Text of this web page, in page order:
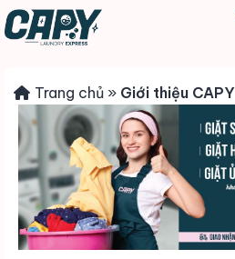
Trang chủ » Giới thiệu CAPY